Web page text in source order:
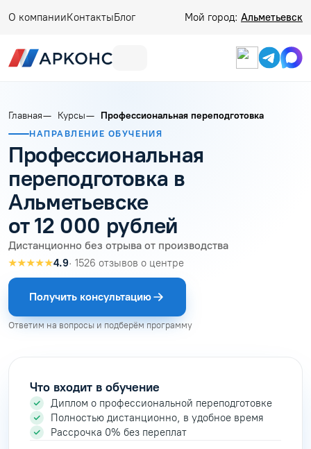
О компанииКонтактыБлог Мой город: Альметьевск
Главная Курсы Профессиональная переподготовка
НАПРАВЛЕНИЕ ОБУЧЕНИЯ
Профессиональная
переподготовка в
Альметьевске
от 12 000 рублей
Дистанционно без отрыва от производства
★★★★★4.9· 1526 отзывов о центре
Получить консультацию
Ответим на вопросы и подберём программу
Что входит в обучение
Диплом о профессиональной переподготовке
Полностью дистанционно, в удобное время
Рассрочка 0% без переплат